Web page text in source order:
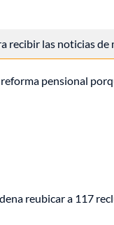
recibir las noticias
pensional
reubicar a 117